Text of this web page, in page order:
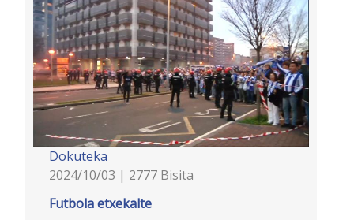
Dokuteka
2024/10/03 | 2777 Bisita
Futbola etxekalte